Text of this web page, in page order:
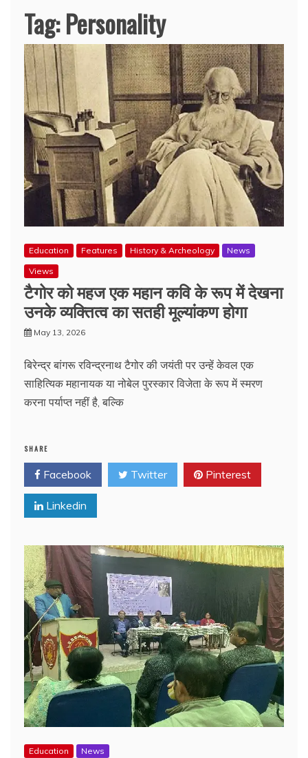
Tag:Personality
Education Features History & Archeology
News
Views
टैगोर को महज एक महान कवि के रूप में देखना
उनके व्यक्तित्व का सतही मूल्यांकण होगा
May 13, 2026
बिरेन्द्र बांगरू रविन्द्रनाथ टैगोर की जयंती पर उन्हें केवल एक
साहित्यिक महानायक या नोबेल पुरस्कार विजेता के रूप में स्मरण
करना पर्याप्त नहीं है, बल्कि
SHARE
Facebook Twitter Pinterest
Linkedin
Education News